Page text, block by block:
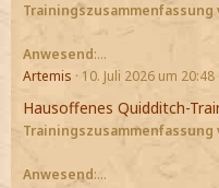
Trainingszusammenfassung
Anwesend:…
Artemis
10. Juli 2026 um 20:48
Hausoffenes Quidditch-
Trainingszusammenfassung
Anwesend:…